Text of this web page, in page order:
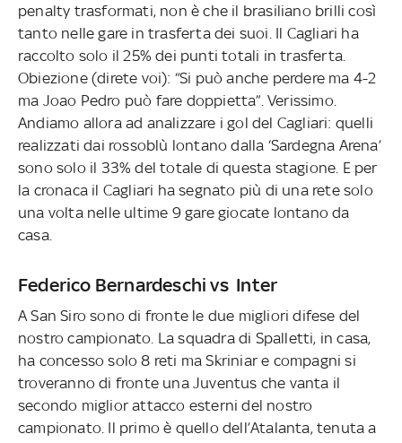
penalty trasformati, non è che il brasiliano brilli così
tanto nelle gare in trasferta dei suoi. Il Cagliari ha
raccolto solo il 25% dei punti totali in trasferta.
Obiezione (direte voi): “Si può anche perdere ma 4-2
ma Joao Pedro può fare doppietta”. Verissimo.
Andiamo allora ad analizzare i gol del Cagliari: quelli
realizzati dai rossoblù lontano dalla ‘Sardegna Arena’
sono solo il 33% del totale di questa stagione. E per
la cronaca il Cagliari ha segnato più di una rete solo
una volta nelle ultime 9 gare giocate lontano da
casa.
Federico Bernardeschi vs Inter
A San Siro sono di fronte le due migliori difese del
nostro campionato. La squadra di Spalletti, in casa,
ha concesso solo 8 reti ma Skriniar e compagni si
troveranno di fronte una Juventus che vanta il
secondo miglior attacco esterni del nostro
campionato. Il primo è quello dell’Atalanta, tenuta a